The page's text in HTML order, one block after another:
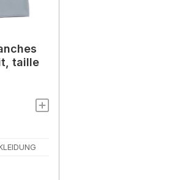
taille